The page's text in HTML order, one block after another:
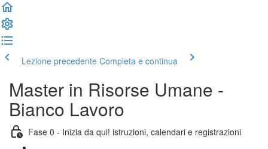
Lezione precedente Completa e continua
Master in Risorse Umane -
Bianco Lavoro
Fase 0 - Inizia da qui! istruzioni, calendari e registrazioni